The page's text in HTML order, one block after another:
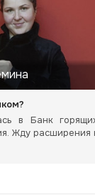
в Банк
Жду расширения